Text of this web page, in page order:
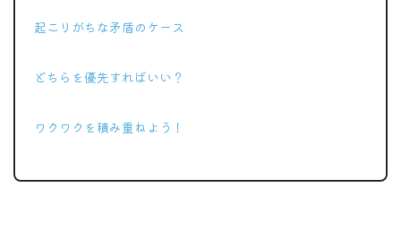
起こりがちな矛盾のケース
どちらを優先すればいい？
ワクワクを積み重ねよう！